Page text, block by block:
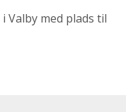
i Valby med plads til